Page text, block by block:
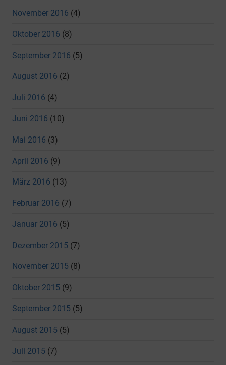
November 2016 (4)
Oktober 2016 (8)
September 2016 (5)
August 2016 (2)
Juli 2016 (4)
Juni 2016 (10)
Mai 2016 (3)
April 2016 (9)
März 2016 (13)
Februar 2016 (7)
Januar 2016 (5)
Dezember 2015 (7)
November 2015 (8)
Oktober 2015 (9)
September 2015 (5)
August 2015 (5)
Juli 2015 (7)